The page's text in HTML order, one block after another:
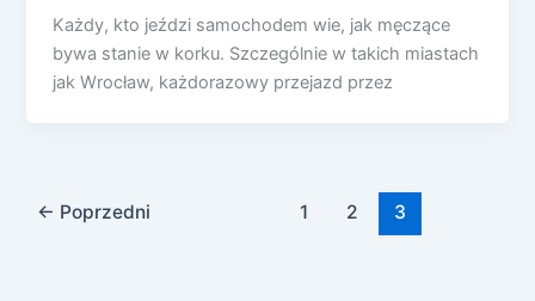
Każdy, kto jeździ samochodem wie, jak męczące
bywa stanie w korku. Szczególnie w takich miastach
jak Wrocław, każdorazowy przejazd przez
← Poprzedni 1 2 3